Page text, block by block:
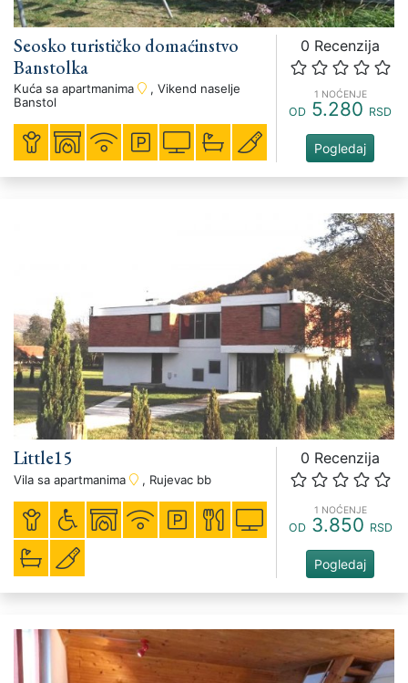
Seosko turističko domaćinstvo
Banstolka
Kuća sa apartmanima
, Vikend naselje
Banstol
0 Recenzija
1 NOĆENJE
OD 5.280 RSD
Pogledaj
Little15
Vila sa apartmanima , Rujevac bb
0 Recenzija
1 NOĆENJE
OD3.850 RSD
Pogledaj